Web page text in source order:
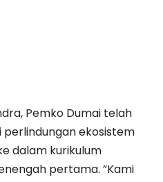
Pemko Dumai telah
ekosistem
dalam kurikulum
pertama. ”Kami